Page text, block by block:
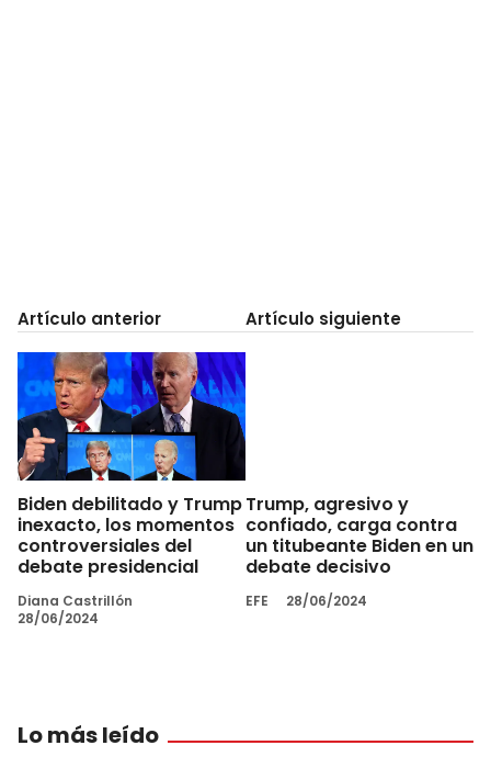
Artículo anterior
Biden debilitado y Trump
inexacto, los momentos
controversiales del
debate presidencial
Diana Castrillón
28/06/2024
Artículo siguiente
Trump, agresivo y
confiado, carga contra
un titubeante Biden en un
debate decisivo
EFE 28/06/2024
Lo más leído